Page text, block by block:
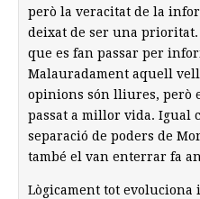
però la veracitat de la
deixat de ser una prioritat.
que es fan passar per
Malauradament aquell
opinions són lliures, però
passat a millor vida. Igual
separació de poders de
també el van enterrar fa
Lògicament tot evoluciona